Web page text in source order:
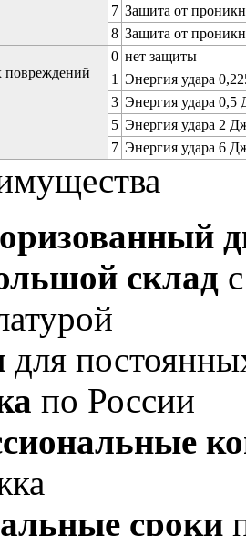
7 Защита от
8 Защита от
повреждений
0 нет защиты
1 Энергия удара
3 Энергия удара 0,5
5 Энергия удара 2
7 Энергия удара 6
склад
для
по России
сроки